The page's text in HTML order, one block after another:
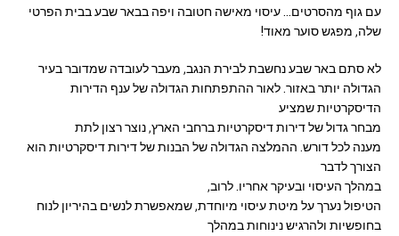
עם גוף מהסרטים… עיסוי מאישה חטובה ויפה בבאר שבע בבית הפרטי
שלה, מפגש סוער מאוד!
לא סתם באר שבע נחשבת לבירת הנגב, מעבר לעובדה שמדובר בעיר
הגדולה יותר באזור. לאור ההתפתחות הגדולה של ענף הדירות
הדיסקרטיות שמציע
מבחר גדול של דירות דיסקרטיות ברחבי הארץ, נוצר רצון לתת
מענה לכל דורש. ההמלצה הגדולה של הבנות של דירות דיסקרטיות הוא
הצורך לדבר
במהלך העיסוי ובעיקר אחריו. לרוב,
הטיפול נערך על מיטת עיסוי מיוחדת, שמאפשרת לנשים בהיריון לנוח
בחופשיות ולהרגיש נינוחות במהלך